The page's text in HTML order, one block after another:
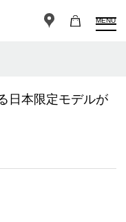
MENU
日本限定モデルが